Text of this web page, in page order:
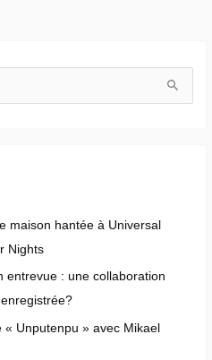
maison hantée à Universal
Nights
entrevue : une collaboration
« Unputenpu » avec Mikael